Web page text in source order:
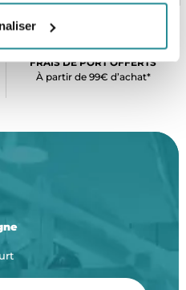
FRAIS DE PORT OFFERTS
À partir de 99€ d’achat*